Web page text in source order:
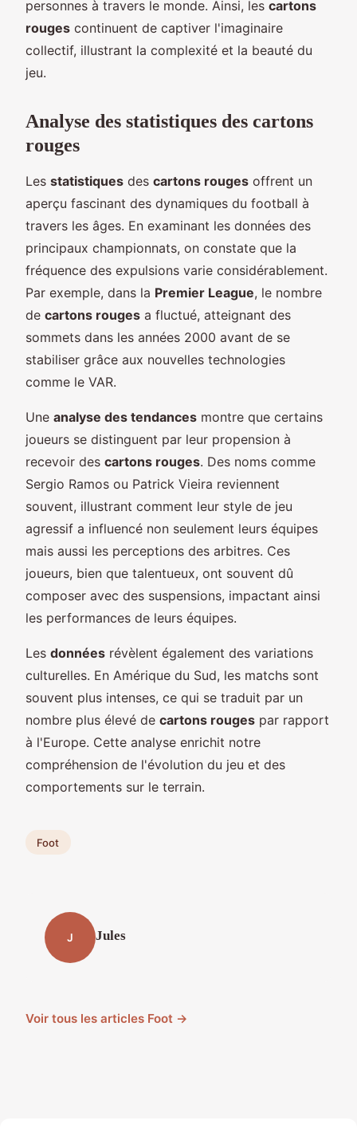
personnes à travers le monde. Ainsi, les cartons
rouges continuent de captiver l'imaginaire
collectif, illustrant la complexité et la beauté du
jeu.
Analyse des statistiques des cartons
rouges
Les statistiques des cartons rouges offrent un
aperçu fascinant des dynamiques du football à
travers les âges. En examinant les données des
principaux championnats, on constate que la
fréquence des expulsions varie considérablement.
Par exemple, dans la Premier League, le nombre
de cartons rouges a fluctué, atteignant des
sommets dans les années 2000 avant de se
stabiliser grâce aux nouvelles technologies
comme le VAR.
Une analyse des tendances montre que certains
joueurs se distinguent par leur propension à
recevoir des cartons rouges. Des noms comme
Sergio Ramos ou Patrick Vieira reviennent
souvent, illustrant comment leur style de jeu
agressif a influencé non seulement leurs équipes
mais aussi les perceptions des arbitres. Ces
joueurs, bien que talentueux, ont souvent dû
composer avec des suspensions, impactant ainsi
les performances de leurs équipes.
Les données révèlent également des variations
culturelles. En Amérique du Sud, les matchs sont
souvent plus intenses, ce qui se traduit par un
nombre plus élevé de cartons rouges par rapport
à l'Europe. Cette analyse enrichit notre
compréhension de l'évolution du jeu et des
comportements sur le terrain.
Foot
J Jules
Voir tous les articles Foot →